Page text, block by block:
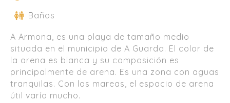
Baños
A Armona, es una playa de tamaño medio
situada en el municipio de A Guarda. El color de
la arena es blanca y su composición es
principalmente de arena. Es una zona con aguas
tranquilas. Con las mareas, el espacio de arena
útil varía mucho.